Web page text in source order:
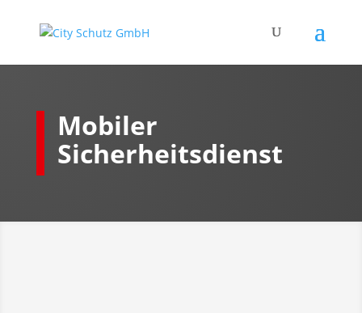
Mobiler
Sicherheitsdienst